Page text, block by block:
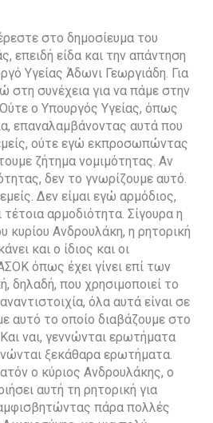
στο δημοσίευμα του
επειδή είδα και την απάντηση
Υγείας Άδωνι Γεωργιάδη. Για
στη συνέχεια για να πάμε στην
ο Υπουργός Υγείας, όπως
επαναλαμβάνοντας αυτά που
ούτε εγώ εκπροσωπώντας
ζήτημα νομιμότητας. Αν
δεν το γνωρίζουμε αυτό.
Δεν είμαι εγώ αρμόδιος,
αρμοδιότητα. Σίγουρα η
κυρίου Ανδρουλάκη, η ρητορική
και ο ίδιος και οι
όπως έχει γίνει επί των
δηλαδή, που χρησιμοποιεί το
όλα αυτά είναι σε
αυτό το οποίο διαβάζουμε στο
ναι, γεννώνται ερωτήματα
ξεκάθαρα ερωτήματα.
ο κύριος Ανδρουλάκης, ο
αυτή τη ρητορική για
πάρα πολλές